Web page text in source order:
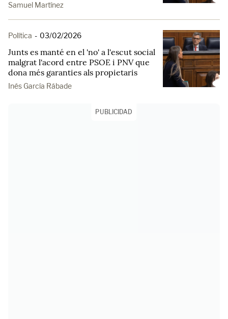
Samuel Martínez
Política - 03/02/2026
Junts es manté en el 'no' a l'escut social
malgrat l'acord entre PSOE i PNV que
dona més garanties als propietaris
Inés García Rábade
PUBLICIDAD